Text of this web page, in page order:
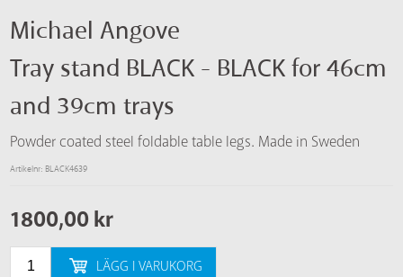
Michael Angove
Tray stand BLACK - BLACK for 46cm
and 39cm trays
Powder coated steel foldable table legs. Made in Sweden
Artikelnr: BLACK4639
1800,00kr
LÄGG I VARUKORG